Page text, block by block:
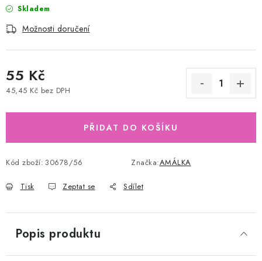
Skladem
Možnosti doručení
55 Kč
45,45 Kč bez DPH
PŘIDAT DO KOŠÍKU
Kód zboží: 30678/56 Značka:AMÁLKA
Tisk Zeptat se Sdílet
Popis produktu